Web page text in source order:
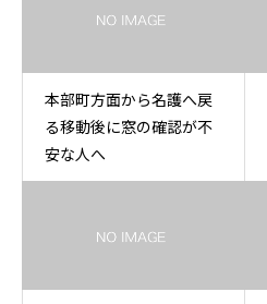
本部町方面から名護へ戻
る移動後に窓の確認が不
安な人へ